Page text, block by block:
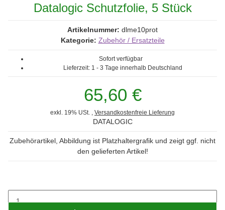
Datalogic Schutzfolie, 5 Stück
Artikelnummer: dlme10prot
Kategorie: Zubehör / Ersatzteile
Sofort verfügbar
Lieferzeit: 1 - 3 Tage innerhalb Deutschland
65,60 €
exkl. 19% USt. , Versandkostenfreie Lieferung
DATALOGIC
Zubehörartikel, Abbildung ist Platzhaltergrafik und zeigt ggf. nicht
den gelieferten Artikel!